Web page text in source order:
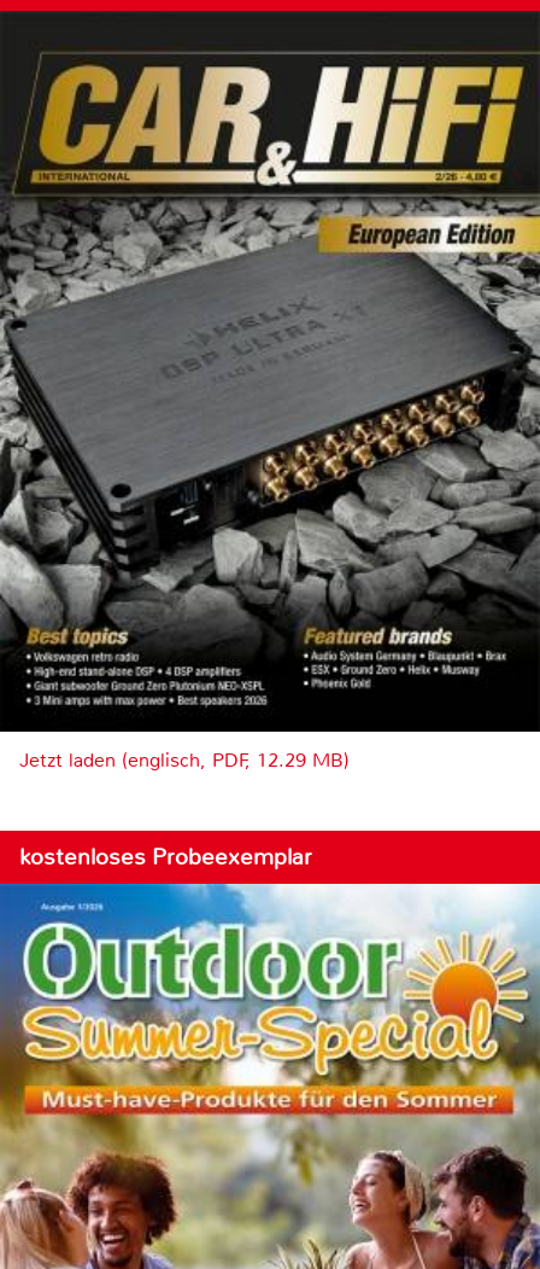
Jetzt laden (englisch, PDF, 12.29 MB)
kostenloses Probeexemplar